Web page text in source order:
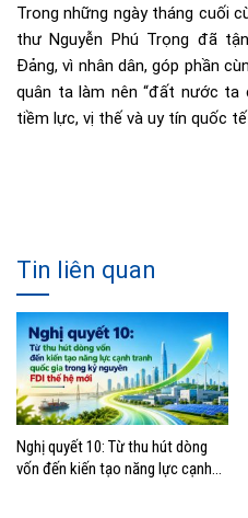
Trong những ngày tháng cuối
thư Nguyễn Phú Trọng đã
Đảng, vì nhân dân, góp phần
quân ta làm nên “đất nước
tiềm lực, vị thế và uy tín quốc tế
Tin liên quan
Nghị quyết 10: Từ thu hút dòng
vốn đến kiến tạo năng lực cạnh